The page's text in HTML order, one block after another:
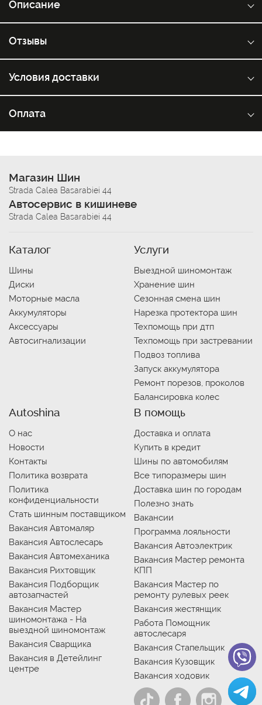
Описание
Отзывы
Условия доставки
Оплата
Магазин Шин
Strada Calea Basarabiei 44
Автосервис в кишиневе
Strada Calea Basarabiei 44
Каталог
Шины
Диски
Моторные масла
Аккумуляторы
Аксессуары
Автосигнализации
Услуги
Выездной шиномонтаж
Хранение шин
Сезонная смена шин
Нарезка протектора шин
Техпомощь при дтп
Техпомощь при застревании
Подвоз топлива
Запуск аккумулятора
Ремонт порезов, проколов
Балансировка колес
Autoshina
О нас
Новости
Контакты
Политика возврата
Политика
конфиденциальности
Стать шинным поставщиком
Вакансия Автомаляр
Вакансия Автослесарь
Вакансия Автомеханика
Вакансия Рихтовщик
Вакансия Подборщик
автозапчастей
Вакансия Мастер
шиномонтажа - На
выездной шиномонтаж
Вакансия Сварщика
Вакансия в Детейлинг
центре
В помощь
Доставка и оплата
Купить в кредит
Шины по автомобилям
Все типоразмеры шин
Доставка шин по городам
Полезно знать
Вакансии
Программа лояльности
Вакансия Автоэлектрик
Вакансия Мастер ремонта
КПП
Вакансия Мастер по
ремонту рулевых реек
Вакансия жестянщик
Работа Помощник
автослесаря
Вакансия Стапельщик
Вакансия Кузовщик
Вакансия ходовик